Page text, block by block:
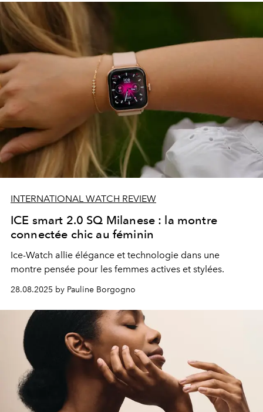
INTERNATIONAL WATCH REVIEW
ICE smart 2.0 SQ Milanese : la montre
connectée chic au féminin
Ice-Watch allie élégance et technologie dans une
montre pensée pour les femmes actives et stylées.
28.08.2025 by Pauline Borgogno